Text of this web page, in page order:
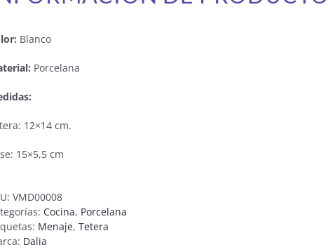
Blanco
Porcelana
12×14 cm.
15×5,5 cm
VMD00008
Cocina, Porcelana
Menaje, Tetera
Dalia